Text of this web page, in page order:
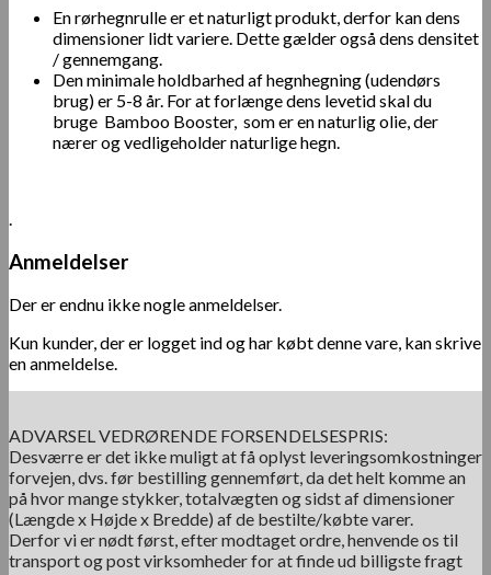
En rørhegnrulle er et naturligt produkt, derfor kan dens
dimensioner lidt variere. Dette gælder også dens densitet
/ gennemgang.
Den minimale holdbarhed af hegnhegning (udendørs
brug) er 5-8 år. For at forlænge dens levetid skal du
bruge Bamboo Booster, som er en naturlig olie, der
nærer og vedligeholder naturlige hegn.
.
Anmeldelser
Der er endnu ikke nogle anmeldelser.
Kun kunder, der er logget ind og har købt denne vare, kan skrive
en anmeldelse.
ADVARSEL VEDRØRENDE FORSENDELSESPRIS:
Desværre er det ikke muligt at få oplyst leveringsomkostninger
forvejen, dvs. før bestilling gennemført, da det helt komme an
på hvor mange stykker, totalvægten og sidst af dimensioner
(Længde x Højde x Bredde) af de bestilte/købte varer.
Derfor vi er nødt først, efter modtaget ordre, henvende os til
transport og post virksomheder for at finde ud billigste fragt